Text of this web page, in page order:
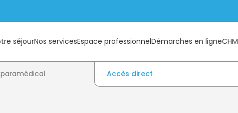
séjourNos servicesEspace professionnelDémarches en ligneCHM
Accès direct